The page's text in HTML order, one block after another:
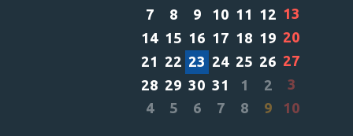
7
8 9 10 11 12 13
14 15 16 17 18 19 20
21 22 23 24 25 26 27
28 29 30 31 1 2
3
4
5 6 7 8 9 10